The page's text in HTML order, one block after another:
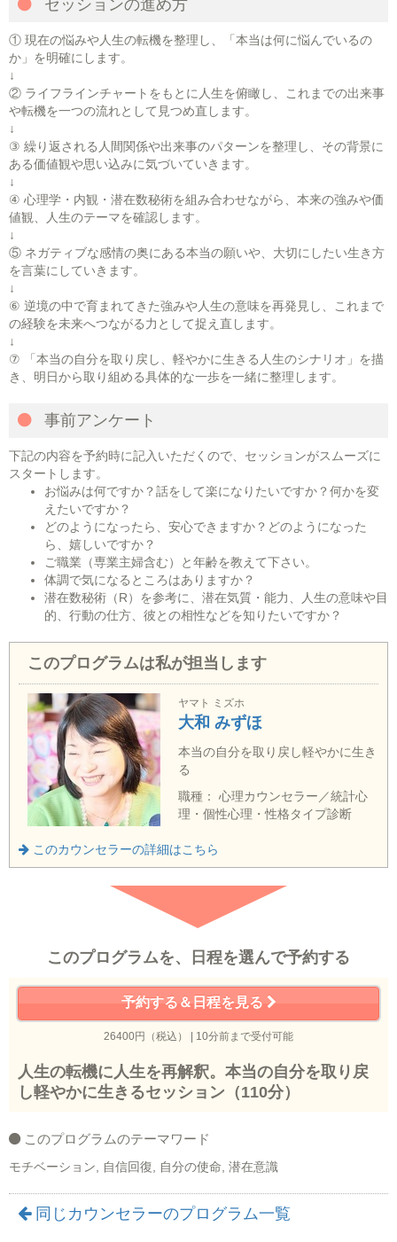
セッションの進め方
① 現在の悩みや人生の転機を整理し、「本当は何に悩んでいるの
か」を明確にします。
↓
② ライフラインチャートをもとに人生を俯瞰し、これまでの出来事
や転機を一つの流れとして見つめ直します。
↓
③ 繰り返される人間関係や出来事のパターンを整理し、その背景に
ある価値観や思い込みに気づいていきます。
↓
④ 心理学・内観・潜在数秘術を組み合わせながら、本来の強みや価
値観、人生のテーマを確認します。
↓
⑤ ネガティブな感情の奥にある本当の願いや、大切にしたい生き方
を言葉にしていきます。
↓
⑥ 逆境の中で育まれてきた強みや人生の意味を再発見し、これまで
の経験を未来へつながる力として捉え直します。
↓
⑦ 「本当の自分を取り戻し、軽やかに生きる人生のシナリオ」を描
き、明日から取り組める具体的な一歩を一緒に整理します。
事前アンケート
下記の内容を予約時に記入いただくので、セッションがスムーズに
スタートします。
お悩みは何ですか？話をして楽になりたいですか？何かを変
えたいですか？
どのようになったら、安心できますか？どのようになった
ら、嬉しいですか？
ご職業（専業主婦含む）と年齢を教えて下さい。
体調で気になるところはありますか？
潜在数秘術（R）を参考に、潜在気質・能力、人生の意味や目
的、行動の仕方、彼との相性などを知りたいですか？
このプログラムは私が担当します
ヤマト ミズホ
大和 みずほ
本当の自分を取り戻し軽やかに生き
る
職種： 心理カウンセラー／統計心
理・個性心理・性格タイプ診断
このカウンセラーの詳細はこちら
このプログラムを、日程を選んで予約する
予約する＆日程を見る
26400円（税込） | 10分前まで受付可能
人生の転機に人生を再解釈。本当の自分を取り戻
し軽やかに生きるセッション（110分）
このプログラムのテーマワード
モチベーション, 自信回復, 自分の使命, 潜在意識
同じカウンセラーのプログラム一覧